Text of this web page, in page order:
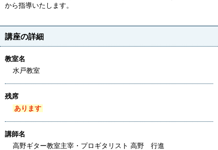
から指導いたします。
講座の詳細
教室名
水戸教室
残席
あります
講師名
高野ギター教室主宰・プロギタリスト 高野 行進